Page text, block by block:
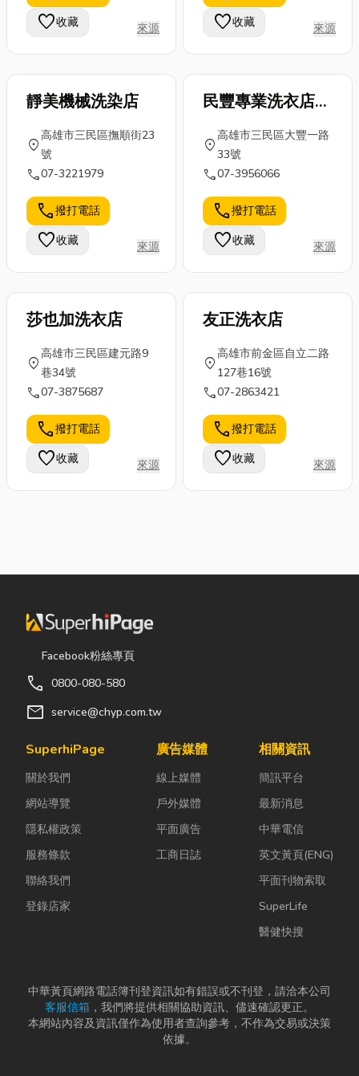
面認識寢具是
什麼，以及如
何挑選一套
適...
今天這篇文章
就用最白話、
最接地氣的方
式，帶...
這道美食之所
以台南牛肉湯
為什麼有名...
favorite收藏 來源 favorite收藏 來源
靜美機械洗染店
location_on
高雄市三民區撫順街23
號
call07-3221979
call撥打電話
favorite收藏 來源
民豐專業洗衣店
(大豐店)
location_on
高雄市三民區大豐一路
33號
call07-3956066
call撥打電話
favorite收藏 來源
莎也加洗衣店
location_on
高雄市三民區建元路9
巷34號
call07-3875687
call撥打電話
favorite收藏 來源
友正洗衣店
location_on
高雄市前金區自立二路
127巷16號
call07-2863421
call撥打電話
favorite收藏 來源
Facebook粉絲專頁
call 0800-080-580
mail service@chyp.com.tw
SuperhiPage
關於我們
網站導覽
隱私權政策
服務條款
聯絡我們
登錄店家
廣告媒體
線上媒體
戶外媒體
平面廣告
工商日誌
相關資訊
簡訊平台
最新消息
中華電信
英文黃頁(ENG)
平面刊物索取
SuperLife
醫健快搜
中華黃頁網路電話簿刊登資訊如有錯誤或不刊登，請洽本公司
客服信箱 ，我們將提供相關協助資訊、儘速確認更正。
本網站內容及資訊僅作為使用者查詢參考，不作為交易或決策
依據。